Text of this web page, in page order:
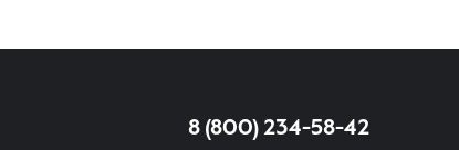
8 (800) 234-58-42